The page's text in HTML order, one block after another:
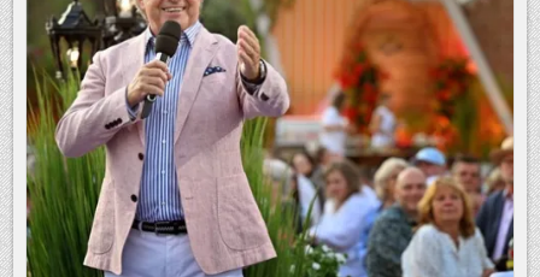
BR-/ORF-
POLITTHRILLER
URSINA
LARDI
UND
GODEHARD
GIESE